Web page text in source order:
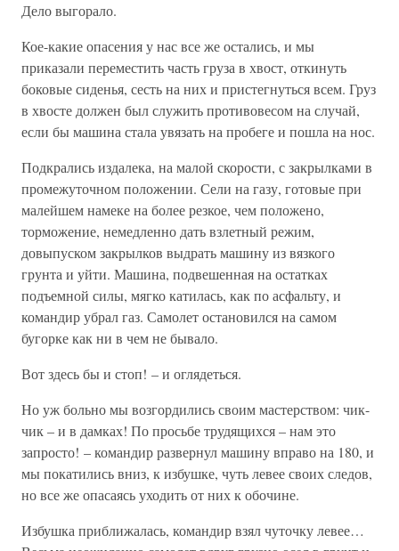
Дело выгорало.
Кое-какие опасения у нас все же остались, и мы
приказали переместить часть груза в хвост, откинуть
боковые сиденья, сесть на них и пристегнуться всем. Груз
в хвосте должен был служить противовесом на случай,
если бы машина стала увязать на пробеге и пошла на нос.
Подкрались издалека, на малой скорости, с закрылками в
промежуточном положении. Сели на газу, готовые при
малейшем намеке на более резкое, чем положено,
торможение, немедленно дать взлетный режим,
довыпуском закрылков выдрать машину из вязкого
грунта и уйти. Машина, подвешенная на остатках
подъемной силы, мягко катилась, как по асфальту, и
командир убрал газ. Самолет остановился на самом
бугорке как ни в чем не бывало.
Вот здесь бы и стоп! – и оглядеться.
Но уж больно мы возгордились своим мастерством: чик-
чик – и в дамках! По просьбе трудящихся – нам это
запросто! – командир развернул машину вправо на 180, и
мы покатились вниз, к избушке, чуть левее своих следов,
но все же опасаясь уходить от них к обочине.
Избушка приближалась, командир взял чуточку левее…